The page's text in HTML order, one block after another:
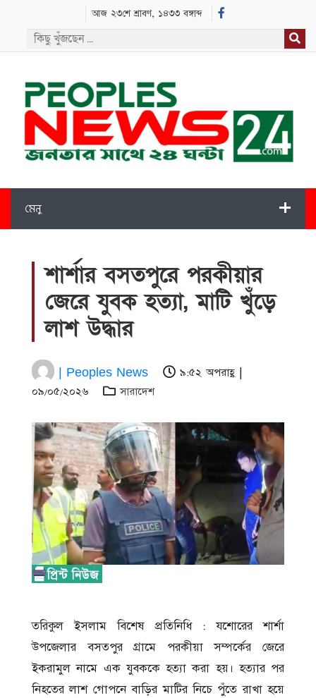
আজ ২৩শে শ্রাবণ, ১৪৩৩ বঙ্গাব্দ
মেনু
শার্শার বসতপুরে পরকীয়ার
জেরে যুবক হত্যা, মাটি খুঁড়ে
লাশ উদ্ধার
| Peoples News
৯:৫২ অপরাহ্ণ |
০৯/০৫/২০২৬
সারাদেশ
তরিকুল ইসলাম বিশেষ প্রতিনিধি : যশোরের শার্শা
উপজেলার বসতপুর গ্রামে পরকীয়া সম্পর্কের জেরে
ইকরামুল নামে এক যুবককে হত্যা করা হয়। হত্যার পর
নিহতের লাশ গোপনে বাড়ির মাটির নিচে পুঁতে রাখা হয়ে